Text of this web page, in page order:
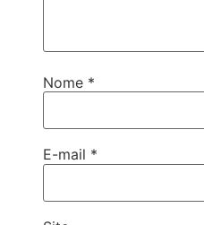
Nome *
E-mail *